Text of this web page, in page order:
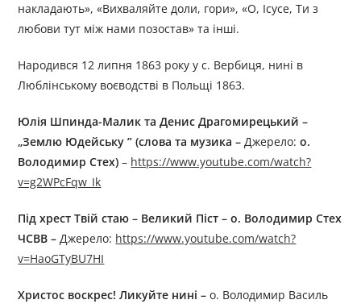
накладають», «Вихваляйте доли, гори», «О, Ісусе, Ти з
любови тут між нами позостав» та інші.
Народився 12 липня 1863 року у с. Вербиця, нині в
Люблінському воєводстві в Польщі 1863.
Юлія Шпинда-Малик та Денис Драгомирецький –
„Землю Юдейську ” (слова та музика –Джерелo:о.
Володимир Стех) – https://www.youtube.com/watch?
v=g2WPcFqw_Ik
Під хрест Твій стаю– Великий Піст–о. Володимир Стех
ЧСВВ –Джерелo: https://www.youtube.com/watch?
v=HaoGTyBU7HI
Христос воскрес! Ликуйте нині –о. Володимир Василь